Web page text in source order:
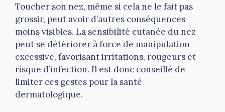
Toucher son nez, même si cela ne le fait pas
grossir, peut avoir d’autres conséquences
moins visibles. La sensibilité cutanée du nez
peut se détériorer à force de manipulation
excessive, favorisant irritations, rougeurs et
risque d’infection. Il est donc conseillé de
limiter ces gestes pour la santé
dermatologique.